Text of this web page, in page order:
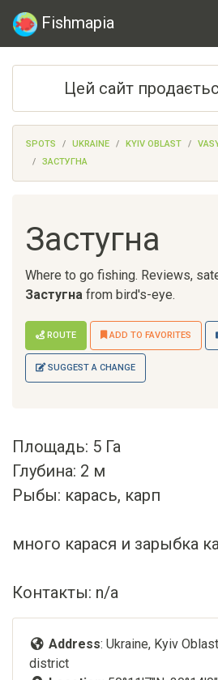
Fishmapia
Цей сайт
SPOTS UKRAINE KYIV OBLAST
ЗАСТУГНА
Застугна
Where to go fishing. Reviews,
Застугна from bird's-eye.
ROUTE ADD TO FAVORITES
SUGGEST A CHANGE
Площадь: 5 Га
Глубина: 2 м
Рыбы: карась, карп
много карася и зарыбка
Контакты: n/a
Address: Ukraine, Kyiv
district